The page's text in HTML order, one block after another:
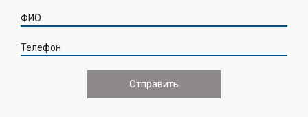
ФИО
Телефон